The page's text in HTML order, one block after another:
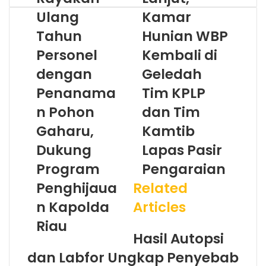
Ulang
Tahun
Personel
dengan
Penanama
n Pohon
Gaharu,
Dukung
Program
Penghijaua
n Kapolda
Riau
Kamar
Hunian WBP
Kembali di
Geledah
Tim KPLP
dan Tim
Kamtib
Lapas Pasir
Pengaraian
Related
Articles
Hasil Autopsi
dan Labfor Ungkap Penyebab